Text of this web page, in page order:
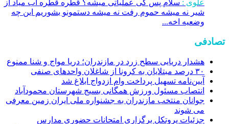
علوی : سلام پس کی عملیاتی میشه؟ قطره قطره اب میاد از
شیر نه میشه حموم رفت نه میشه دستمونو بشوریم این چه
وضعیه اخه...
تصادفی
هشدار دریایی سطح زرد در مازندران؛ دریا مواج و شنا ممنوع
۳۰ درصد مبتلایان به کرونا از شاغلان واحد‌های صنفی
آیین‌نامه تسهیل پرداخت وام ازدواج ابلاغ شد
انتصاب مسئول ورزش همگانی بسیج شهرستان محمودآباد
جوانان منتخب مازندران به جشنواره ملی ایران زمین معرفی
می شوند
جزئیات پروتکل برگزاری امتحانات حضوری مدارس